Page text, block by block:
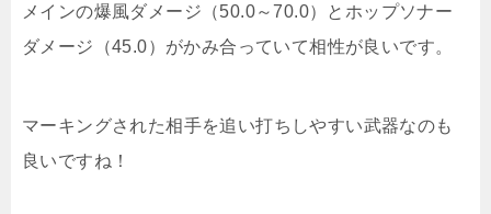
メインの爆風ダメージ（50.0～70.0）とホップソナー
ダメージ（45.0）がかみ合っていて相性が良いです。
マーキングされた相手を追い打ちしやすい武器なのも
良いですね！